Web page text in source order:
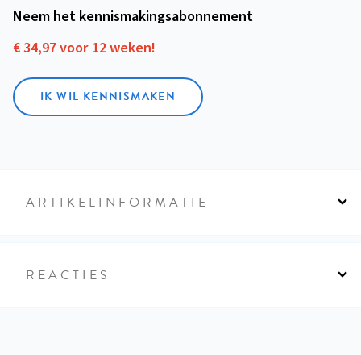
Neem het kennismakings­abonnement
€ 34,97 voor 12 weken!
IK WIL KENNISMAKEN
ARTIKELINFORMATIE
REACTIES